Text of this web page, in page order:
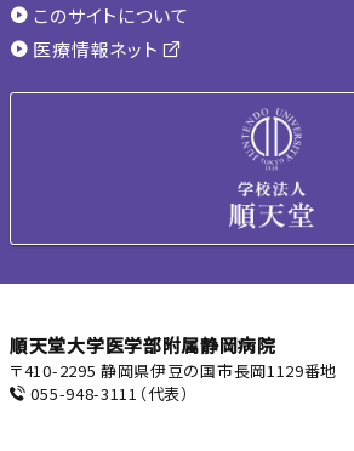
このサイトについて
医療情報ネット
順天堂大学医学部附属静岡病院
〒410-2295 静岡県伊豆の国市長岡1129番地
055-948-3111 （代表）